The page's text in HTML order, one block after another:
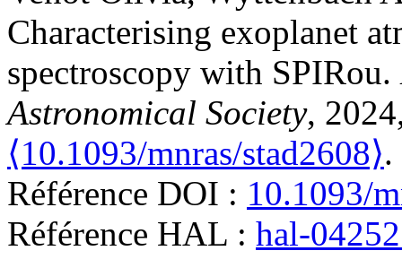
Characterising exoplanet
spectroscopy with SPIRou.
Astronomical Society,
⟨10.1093/mnras/stad2608⟩.
Référence DOI : 10.1093/
Référence HAL : hal-